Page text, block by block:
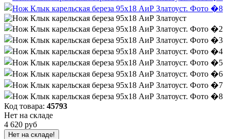
Код товара: 45793
Нет на складе
4 620 руб
Нет на складе!